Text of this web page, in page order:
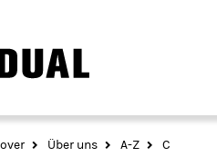
Über uns A-Z C